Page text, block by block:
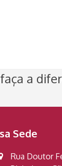
a
Sede
Rua Doutor